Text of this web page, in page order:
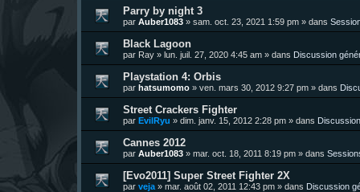
Parry by night 3
par Auber1083 » sam. oct. 23, 2021 1:59 pm » dans
Black Lagoon
par Ray » lun. juil. 27, 2020 4:45 am » dans Discussion
Playstation 4: Orbis
par hatsumomo » ven. mars 30, 2012 9:27 pm » dans
Street Crackers Fighter
par EvilRyu » dim. janv. 15, 2012 2:28 pm » dans
Cannes 2012
par Auber1083 » mar. oct. 18, 2011 8:19 pm » dans
[Evo2011] Super Street Fighter 2X
par veja » mar. août 02, 2011 12:43 pm » dans Discussion